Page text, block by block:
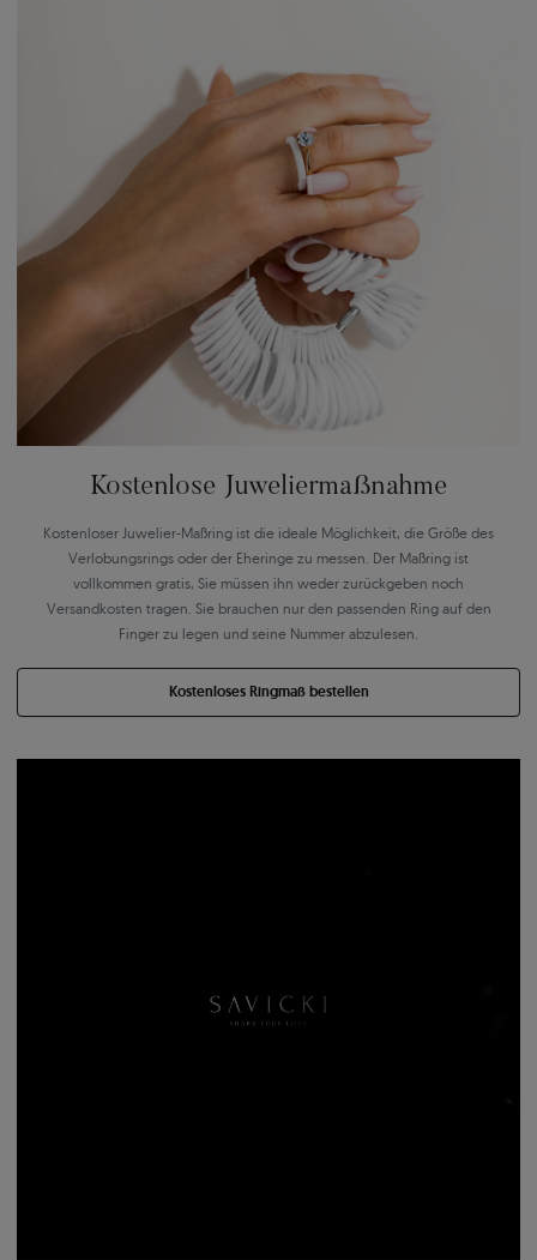
Kostenlose Juweliermaßnahme
Kostenloser Juwelier-Maßring ist die ideale Möglichkeit, die Größe des
Verlobungsrings oder der Eheringe zu messen. Der Maßring ist
vollkommen gratis, Sie müssen ihn weder zurückgeben noch
Versandkosten tragen. Sie brauchen nur den passenden Ring auf den
Finger zu legen und seine Nummer abzulesen.
Kostenloses Ringmaß bestellen